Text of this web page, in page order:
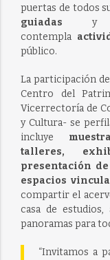
puertas de todos
guiadas y
contempla
público.
La participación
Centro del
Vicerrectoría de
y Cultura- se
incluye
talleres,
presentación
espacios
compartir el
casa de
panoramas para
“Invitamos a